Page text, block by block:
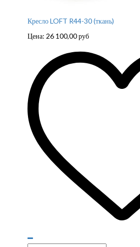
Кресло LOFT R44-30 (ткань)
Цена: 26 100,00руб